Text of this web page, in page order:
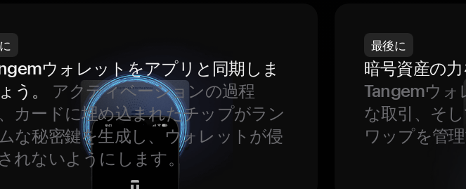
ウォレットをアプリと同期しま
う。
アクティベーションの過程
カードに埋め込まれたチップがラン
な秘密鍵を生成し、ウォレットが侵
れないようにします。
最後に
暗号資産の
Tangemウォ
な取引、そ
ワップを管